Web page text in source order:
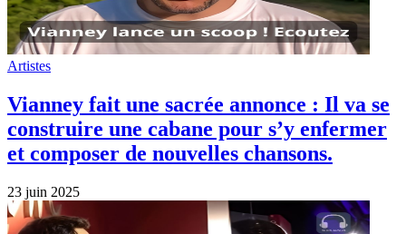
Artistes
Vianney fait une sacrée annonce : Il va se
construire une cabane pour s’y enfermer
et composer de nouvelles chansons.
23 juin 2025